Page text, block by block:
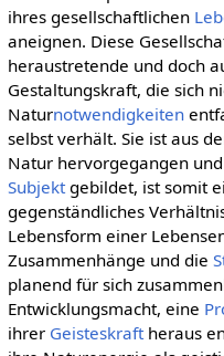
ihres gesellschaftlichen
aneignen. Diese
heraustretende und doch
Gestaltungskraft, die sich
Naturnotwendigkeiten
selbst verhält. Sie ist aus
Natur hervorgegangen
Subjektgebildet, ist somit
gegenständliches
Lebensform einer
Zusammenhänge und die
planend für sich
Entwicklungsmacht, eine
ihrer Geisteskraftheraus